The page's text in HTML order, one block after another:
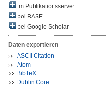
im Publikationsserver
bei BASE
bei Google Scholar
Daten exportieren
ASCII Citation
Atom
BibTeX
Dublin Core